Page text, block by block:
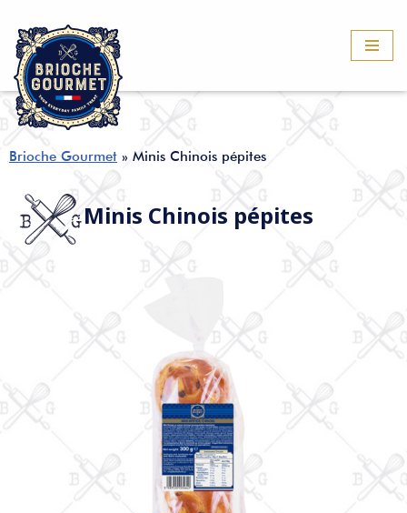
Μεταπηδήστε
στο
περιεχόμενο
Brioche Gourmet » Minis Chinois pépites
Minis Chinois pépites